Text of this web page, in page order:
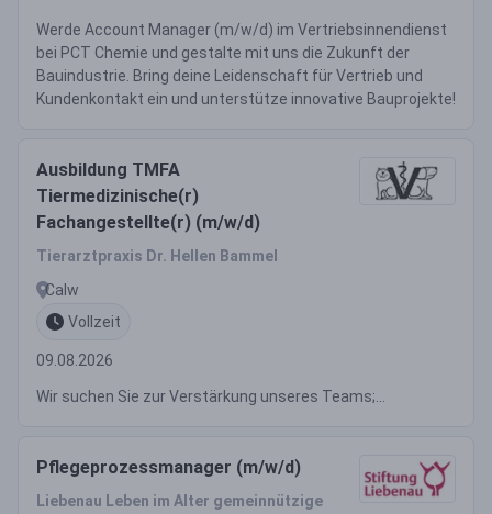
Werde Account Manager (m/w/d) im Vertriebsinnendienst
bei PCT Chemie und gestalte mit uns die Zukunft der
Bauindustrie. Bring deine Leidenschaft für Vertrieb und
Kundenkontakt ein und unterstütze innovative Bauprojekte!
Ausbildung TMFA
Tiermedizinische(r)
Fachangestellte(r) (m/w/d)
Tierarztpraxis Dr. Hellen Bammel
Calw
Vollzeit
09.08.2026
Wir suchen Sie zur Verstärkung unseres Teams;...
Pflegeprozessmanager (m/w/d)
Liebenau Leben im Alter gemeinnützige